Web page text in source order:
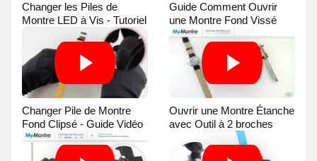
Changer les Piles de
Montre LED à Vis - Tutoriel
Vidéo
Guide Comment Ouvrir
une Montre Fond Vissé
avec une Balle
Changer Pile de Montre
Fond Clipsé - Guide Vidéo
Ouvrir une Montre Étanche
avec Outil à 2 broches